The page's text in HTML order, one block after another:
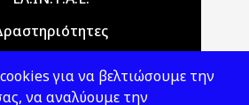
Νομοθεσία
για να βελτιώσουμε την
να αναλύουμε την